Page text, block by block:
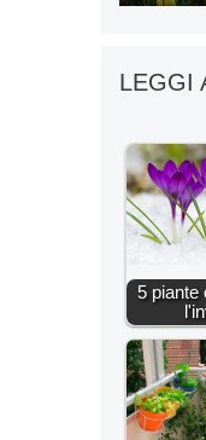
LEGGI
5 piante